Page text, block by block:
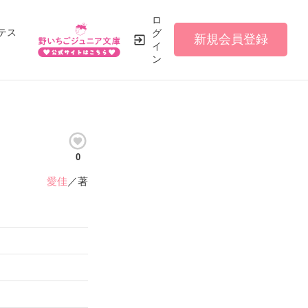
ス
ロ
グ
イ
ン
新規会員登録
0
愛佳 ／著